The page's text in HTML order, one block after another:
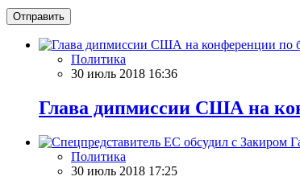
Отправить
Политика
30 июль 2018 16:36
Глава дипмиссии США на
Политика
30 июль 2018 17:25